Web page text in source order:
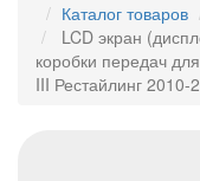
Каталог товаров
LCD экран
коробки передач
III Рестайлинг 2010-